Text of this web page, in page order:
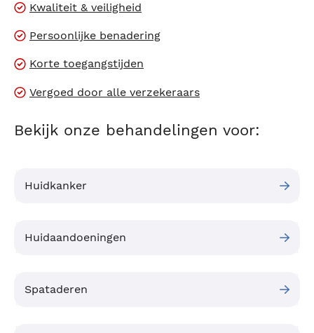
Kwaliteit & veiligheid
Persoonlijke benadering
Korte toegangstijden
Vergoed door alle verzekeraars
Bekijk onze behandelingen voor:
Huidkanker
Huidaandoeningen
Spataderen